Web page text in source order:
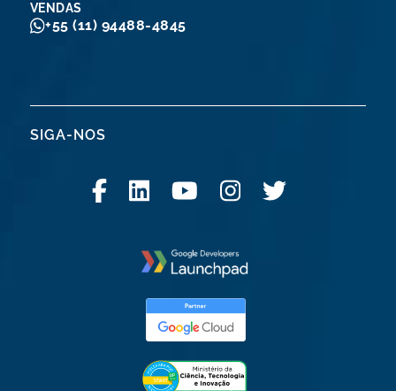
VENDAS
+55 (11) 94488-4845
SIGA-NOS